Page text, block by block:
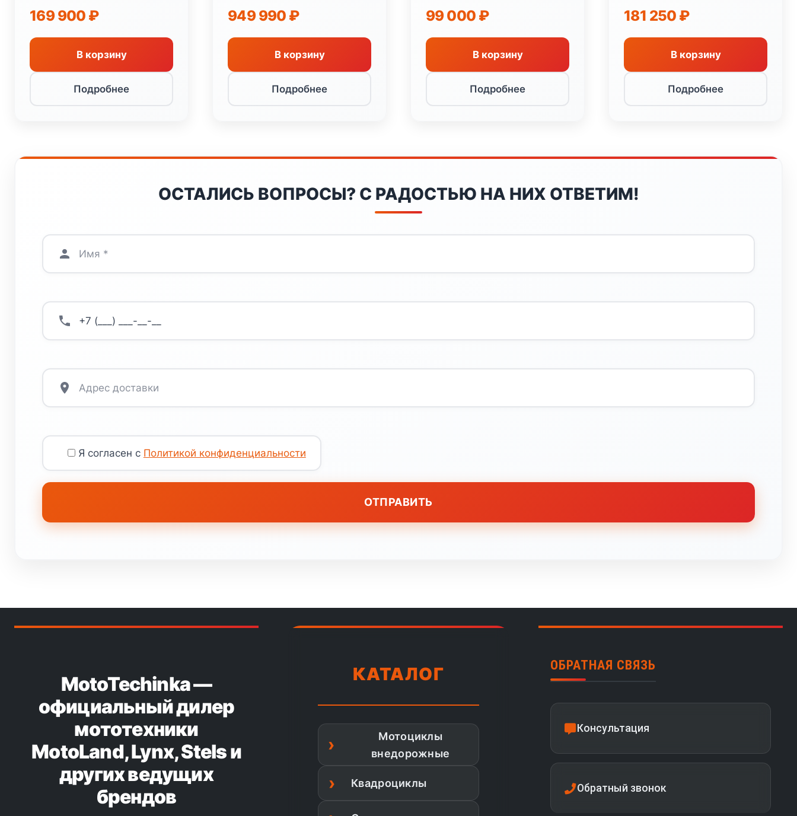
169 900 ₽
В корзину
Подробнее
949 990 ₽
В корзину
Подробнее
99 000 ₽
В корзину
Подробнее
красный / матовый
черный
181 250 ₽
В корзину
Подробнее
ОСТАЛИСЬ ВОПРОСЫ? С РАДОСТЬЮ НА НИХ ОТВЕТИМ!
Я согласен с Политикой конфиденциальности
MotoTechinka —
официальный дилер
мототехники
MotoLand, Lynx, Stels и
других ведущих
брендов
КАТАЛОГ
Мотоциклы
внедорожные
Квадроциклы
ОБРАТНАЯ СВЯЗЬ
Консультация
Обратный звонок